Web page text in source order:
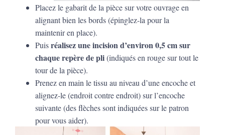
Placez le gabarit de la pièce sur votre ouvrage en
alignant bien les bords (épinglez-la pour la
maintenir en place).
Puisréalisez une incision d’environ 0,5 cm sur
chaque repère de pli(indiqués en rouge sur tout le
tour de la pièce).
Prenez en main le tissu au niveau d’une encoche et
alignez-le (endroit contre endroit) sur l’encoche
suivante (des flèches sont indiquées sur le patron
pour vous aider).